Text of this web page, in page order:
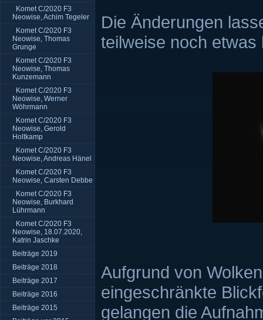
Komet C/2020 F3
Neowise, Achim Tegeler
Komet C/2020 F3
Neowise, Thomas
Grunge
Komet C/2020 F3
Neowise, Thomas
Kunzemann
Komet C/2020 F3
Neowise, Werner
Wöhrmann
Komet C/2020 F3
Neowise, Gerold
Holtkamp
Komet C/2020 F3
Neowise, Andreas Hänel
Komet C/2020 F3
Neowise, Carsten Debbe
Komet C/2020 F3
Neowise, Burkhard
Lührmann
Komet C/2020 F3
Neowise, 18.07.2020,
Katrin Jaschke
Beiträge 2019
Beiträge 2018
Beiträge 2017
Beiträge 2016
Beiträge 2015
Die Änderungen
teilweise noch
Aufgrund von
eingeschränkte
gelangen die